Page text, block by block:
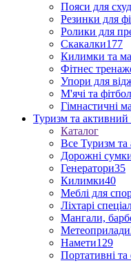
Пояси для
Резинки для
Ролики для
Скакалки177
Килимки та
Фітнес
Упори для
М'ячі та
Гімнастичні
Туризм та активний
Каталог
Все Туризм та
Дорожні
Генератори35
Килимки40
Меблі для
Ліхтарі
Мангали,
Метеоприлади
Намети129
Портативні та